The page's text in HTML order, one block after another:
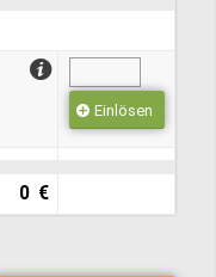
Einlösen
0 €